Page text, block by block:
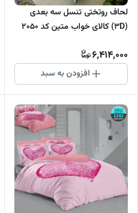
لحاف روتختی تنسل سه بعدی
(3D) کالای خواب متین کد 2050
6,414,000
افزودن به سبد